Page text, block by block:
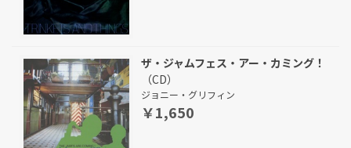
ザ・ジャムフェス・アー・カミング！
（CD）
ジョニー・グリフィン
￥1,650